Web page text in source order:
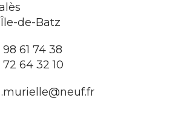
de-Batz
61 74 38
72 64 32 10